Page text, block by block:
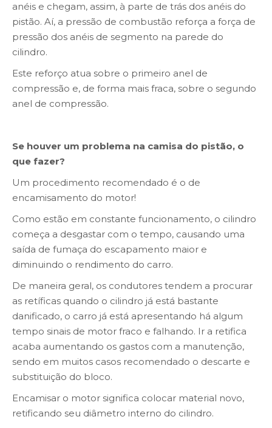
anéis e chegam, assim, à parte de trás dos anéis do
pistão. Aí, a pressão de combustão reforça a força de
pressão dos anéis de segmento na parede do
cilindro.
Este reforço atua sobre o primeiro anel de
compressão e, de forma mais fraca, sobre o segundo
anel de compressão.
Se houver um problema na camisa do pistão, o
que fazer?
Um procedimento recomendado é o de
encamisamento do motor!
Como estão em constante funcionamento, o cilindro
começa a desgastar com o tempo, causando uma
saída de fumaça do escapamento maior e
diminuindo o rendimento do carro.
De maneira geral, os condutores tendem a procurar
as retíficas quando o cilindro já está bastante
danificado, o carro já está apresentando há algum
tempo sinais de motor fraco e falhando. Ir a retifica
acaba aumentando os gastos com a manutenção,
sendo em muitos casos recomendado o descarte e
substituição do bloco.
Encamisar o motor significa colocar material novo,
retificando seu diâmetro interno do cilindro.